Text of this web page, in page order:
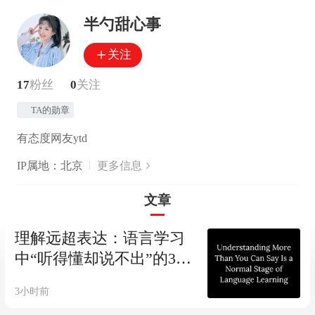
半勺甜心事
关注
17粉丝 0关注
TA的勋章
有态度网友ytd
IP属地：北京 更多信息
文章
理解远超表达：语言学习
中“听得懂却说不出”的3个
3小时前